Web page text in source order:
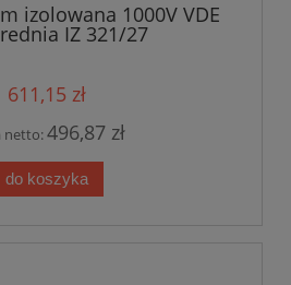
izolowana 1000V VDE
IZ 321/27
611,15 zł
netto:496,87 zł
do koszyka